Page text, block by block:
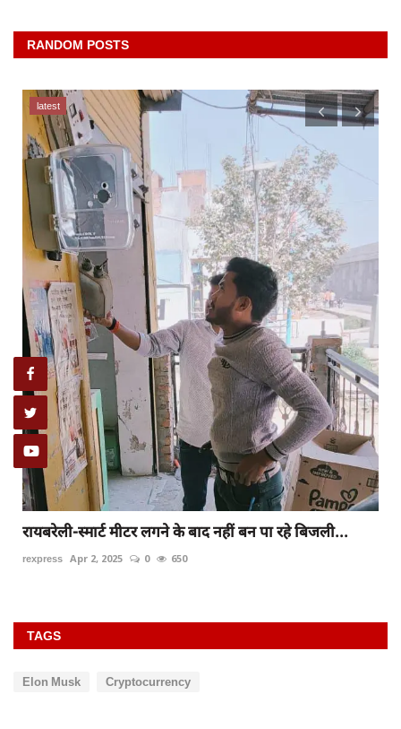
RANDOM POSTS
latest
रायबरेली-स्मार्ट मीटर लगने के बाद नहीं बन पा रहे बिजली...
rexpress Apr 2, 2025 0 650
TAGS
Elon Musk Cryptocurrency